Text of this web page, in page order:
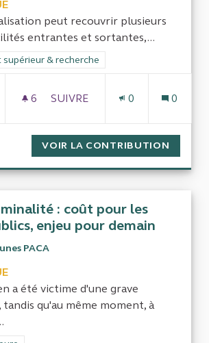
peut recouvrir plusieurs
entrantes et sortantes,...
de la catégorie : Enseignement supérieur
& recherche
6 6 ABONNÉS
SUIVRE
0 0
VOIR LA CONTRIBUTION
: coût pour les
enjeu pour demain
PACA
a été victime d'une grave
qu'au même moment, à